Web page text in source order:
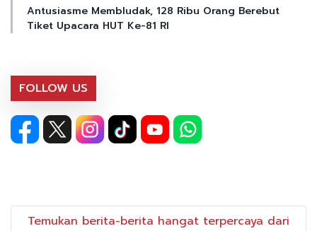
Antusiasme Membludak, 128 Ribu Orang Berebut
Tiket Upacara HUT Ke-81 RI
FOLLOW US
Temukan berita-berita hangat terpercaya dari